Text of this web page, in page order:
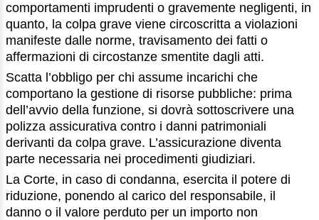
comportamenti imprudenti o gravemente negligenti, in
quanto, la colpa grave viene circoscritta a violazioni
manifeste dalle norme, travisamento dei fatti o
affermazioni di circostanze smentite dagli atti.
Scatta l’obbligo per chi assume incarichi che
comportano la gestione di risorse pubbliche: prima
dell’avvio della funzione, si dovrà sottoscrivere una
polizza assicurativa contro i danni patrimoniali
derivanti da colpa grave. L’assicurazione diventa
parte necessaria nei procedimenti giudiziari.
La Corte, in caso di condanna, esercita il potere di
riduzione, ponendo al carico del responsabile, il
danno o il valore perduto per un importo non